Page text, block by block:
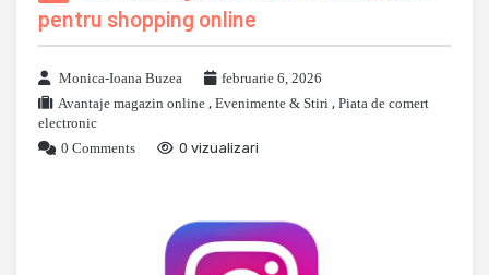
pentru shopping online
Monica-Ioana Buzea
februarie 6, 2026
Avantaje magazin online , Evenimente & Stiri , Piata de comert
electronic
0 Comments
0 vizualizari